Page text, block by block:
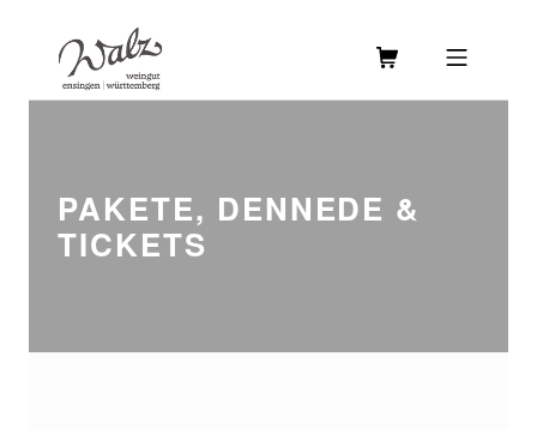
WEINGUT WALZ
PAKETE, DENNEDE &
TICKETS